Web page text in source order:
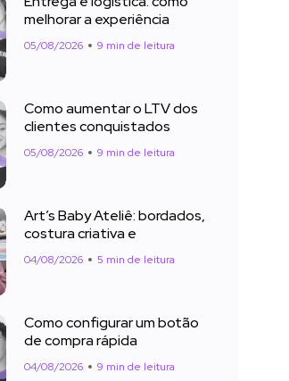
melhorar a experiência
05/08/2026 9 min de leitura
Como aumentar o LTV dos
clientes conquistados
05/08/2026 9 min de leitura
Art’s Baby Ateliê: bordados,
costura criativa e
04/08/2026 5 min de leitura
Como configurar um botão
de compra rápida
04/08/2026 9 min de leitura